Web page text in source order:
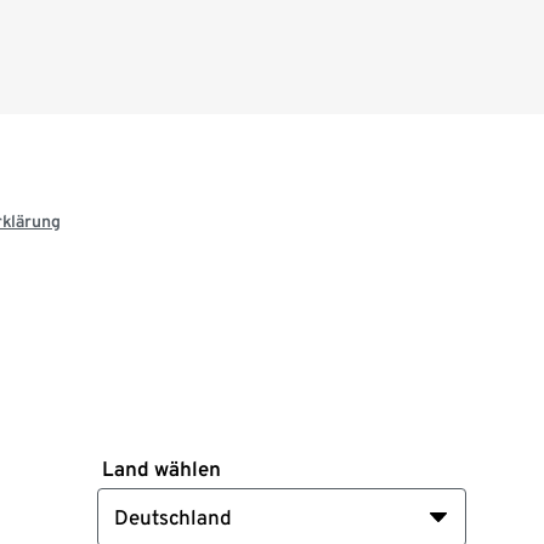
Land wählen
Deutschland